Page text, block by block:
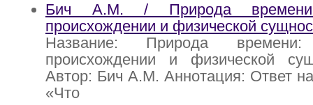
Бич A.M. / Природа
происхождении и физической
Название: Природа
происхождении и физической
Автор: Бич A.M. Аннотация: Ответ
«Что